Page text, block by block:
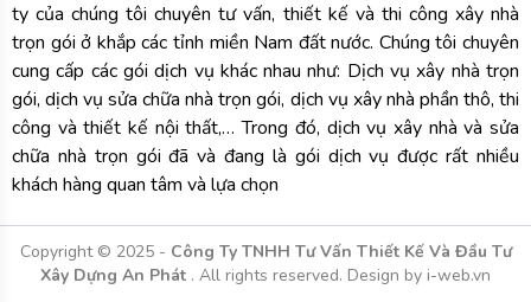
ty của chúng tôi chuyên tư vấn, thiết kế và thi công xây nhà
trọn gói ở khắp các tỉnh miền Nam đất nước. Chúng tôi chuyên
cung cấp các gói dịch vụ khác nhau như: Dịch vụ xây nhà trọn
gói, dịch vụ sửa chữa nhà trọn gói, dịch vụ xây nhà phần thô, thi
công và thiết kế nội thất,… Trong đó, dịch vụ xây nhà và sửa
chữa nhà trọn gói đã và đang là gói dịch vụ được rất nhiều
khách hàng quan tâm và lựa chọn
Copyright © 2025 - Công Ty TNHH Tư Vấn Thiết Kế Và Đầu Tư
Xây Dựng An Phát . All rights reserved. Design by i-web.vn